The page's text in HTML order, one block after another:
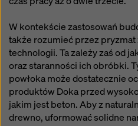
W kontekście zastosowań
także rozumieć przez pryzmat
technologii. Ta zależy zaś od
oraz staranności ich obróbki.
powłoka może dostatecznie
produktów Doka przed
jakim jest beton. Aby z
drewno, uformować solidne
sposób mogą podlegać
że nie ma skutecznych
temu. Użytkownik może
cookie, które wymagają
dostosowując swoje
klikając ustawienia plików
korzystając z odpowiednich
wycofać w dowolnym
przyszłość i bez podawania